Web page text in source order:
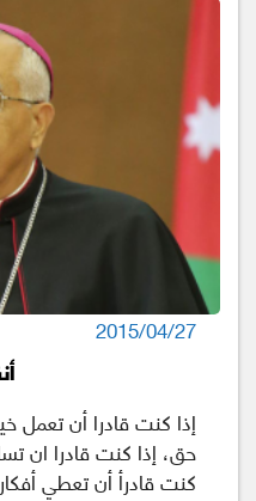
2015/04/27
إذا كنت قادرا أن تعمل
حق، إذا كنت قادرا ان
كنت قادرأ أن تعطي